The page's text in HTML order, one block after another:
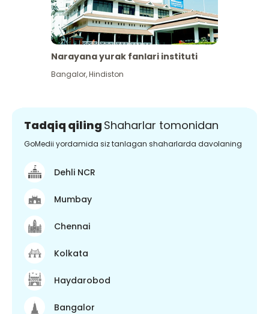
Narayana yurak fanlari instituti
Bangalor,Hindiston
Tadqiq qiling Shaharlar tomonidan
GoMedii yordamida siz tanlagan shaharlarda davolaning
Dehli NCR
Mumbay
Chennai
Kolkata
Haydarobod
Bangalor